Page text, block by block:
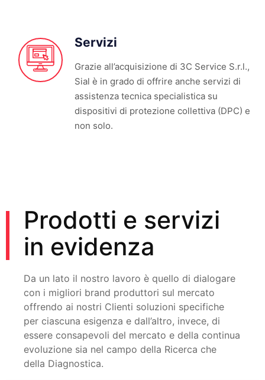
Servizi
Grazie all’acquisizione di 3C Service S.r.l.,
Sial è in grado di offrire anche servizi di
assistenza tecnica specialistica su
dispositivi di protezione collettiva (DPC) e
non solo.
Prodotti e servizi
in evidenza
Da un lato il nostro lavoro è quello di dialogare
con i migliori brand produttori sul mercato
offrendo ai nostri Clienti soluzioni specifiche
per ciascuna esigenza e dall’altro, invece, di
essere consapevoli del mercato e della continua
evoluzione sia nel campo della Ricerca che
della Diagnostica.